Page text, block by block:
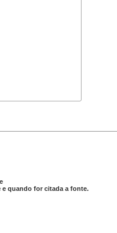
quando for citada a fonte.